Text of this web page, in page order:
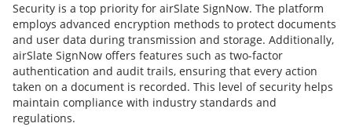
Security is a top priority for airSlate SignNow. The platform
employs advanced encryption methods to protect documents
and user data during transmission and storage. Additionally,
airSlate SignNow offers features such as two-factor
authentication and audit trails, ensuring that every action
taken on a document is recorded. This level of security helps
maintain compliance with industry standards and
regulations.